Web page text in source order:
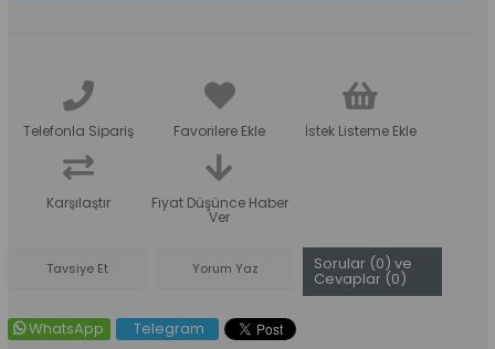
Telefonla Sipariş Favorilere Ekle İstek Listeme Ekle
Karşılaştır Fiyat Düşünce Haber
Ver
Tavsiye Et Yorum Yaz Sorular (0) ve
Cevaplar (0)
WhatsApp Telegram